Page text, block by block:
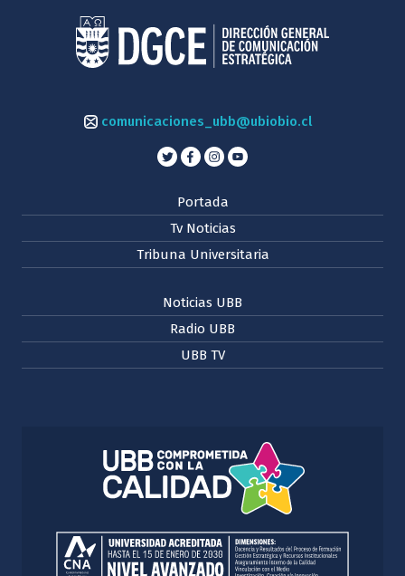
comunicaciones_ubb@ubiobio.cl
Portada
Tv Noticias
Tribuna Universitaria
Noticias UBB
Radio UBB
UBB TV